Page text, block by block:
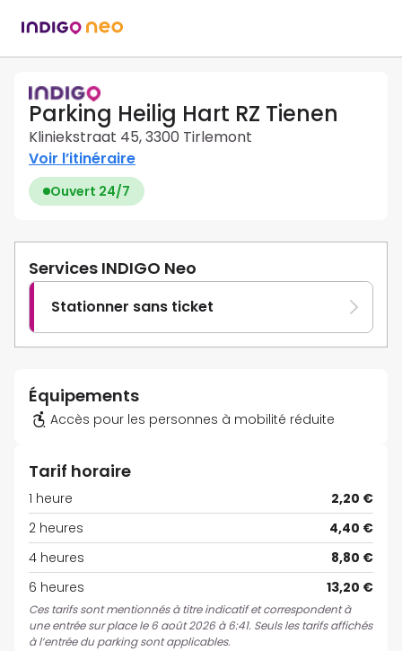
Parking Heilig Hart RZ Tienen
Kliniekstraat 45, 3300 Tirlemont
Voir l’itinéraire
Ouvert 24/7
Services INDIGO Neo
Stationner sans ticket
Équipements
Accès pour les personnes à mobilité réduite
Tarif horaire
1 heure
2,20 €
2 heures
4,40 €
4 heures
8,80 €
6 heures
13,20 €
Ces tarifs sont mentionnés à titre indicatif et correspondent à
une entrée sur place le 6 août 2026 à 6:41. Seuls les tarifs affichés
à l’entrée du parking sont applicables.